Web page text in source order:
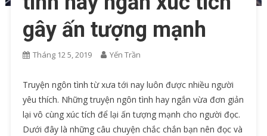
gây ấn tượng mạnh
Tháng 12 5, 2019 Yến Trần
Truyện ngôn tình từ xưa tới nay luôn được nhiều người
yêu thích. Những truyện ngôn tình hay ngắn vừa đơn giản
lại vô cùng xúc tích để lại ấn tượng mạnh cho người đọc.
Dưới đây là những câu chuyện chắc chắn bạn nên đọc và